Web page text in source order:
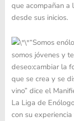
que acompañan a
desde sus inicios.
“Somos
somos jóvenes y
deseo:cambiar la
que se crea y se
vino” dice el
La Liga de
con su